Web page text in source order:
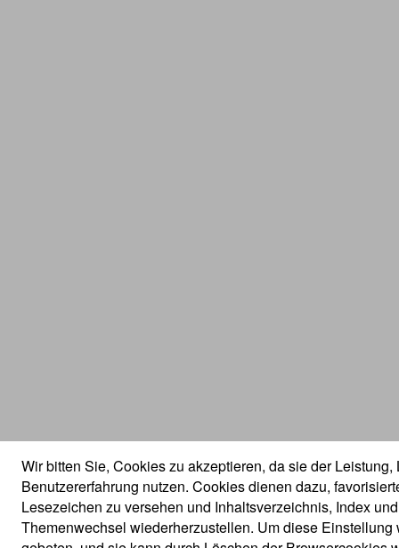
Wir bitten Sie, Cookies zu akzeptieren, da sie der Leistung,
Benutzererfahrung nutzen. Cookies dienen dazu,
Lesezeichen zu versehen und Inhaltsverzeichnis, Index
Themenwechsel wiederherzustellen. Um diese Einstellung